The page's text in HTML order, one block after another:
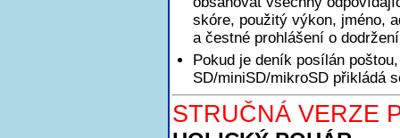
skóre, použitý výkon, jméno,
a čestné prohlášení o
Pokud je deník posílán
SD/miniSD/mikroSD přikládá
STRUČNÁ VERZE